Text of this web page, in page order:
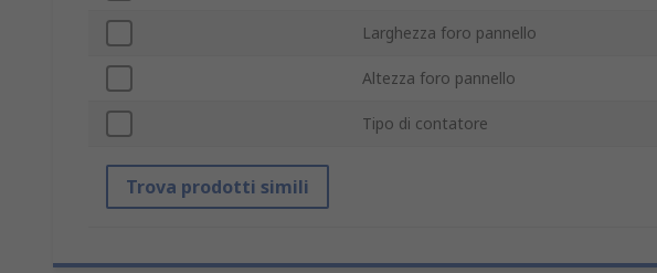
Larghezza foro pannello
Altezza foro pannello
Tipo di contatore
Trova prodotti simili